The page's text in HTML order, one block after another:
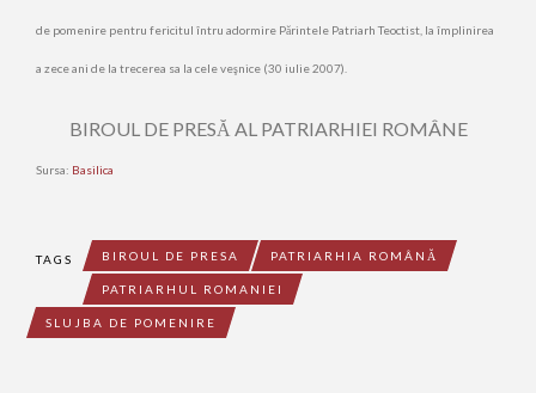
de pomenire pentru fericitul întru adormire Părintele PatriarhTeoctist, la împlinirea
a zece ani de la trecerea sa la cele veşnice (30 iulie 2007).
BIROUL DE PRESĂ AL PATRIARHIEI ROMÂNE
Sursa: Basilica
TAGS BIROUL DE PRESA PATRIARHIA ROMÂNĂ
PATRIARHUL ROMANIEI
SLUJBA DE POMENIRE